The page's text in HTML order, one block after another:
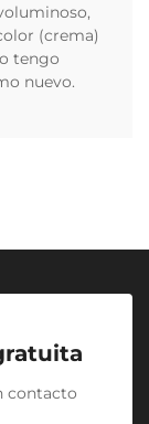
(crema)
tengo
nuevo.
contacto